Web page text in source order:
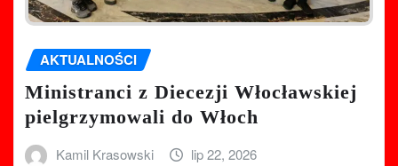
AKTUALNOŚCI
Ministranci z Diecezji Włocławskiej
pielgrzymowali do Włoch
Kamil Krasowski lip 22, 2026